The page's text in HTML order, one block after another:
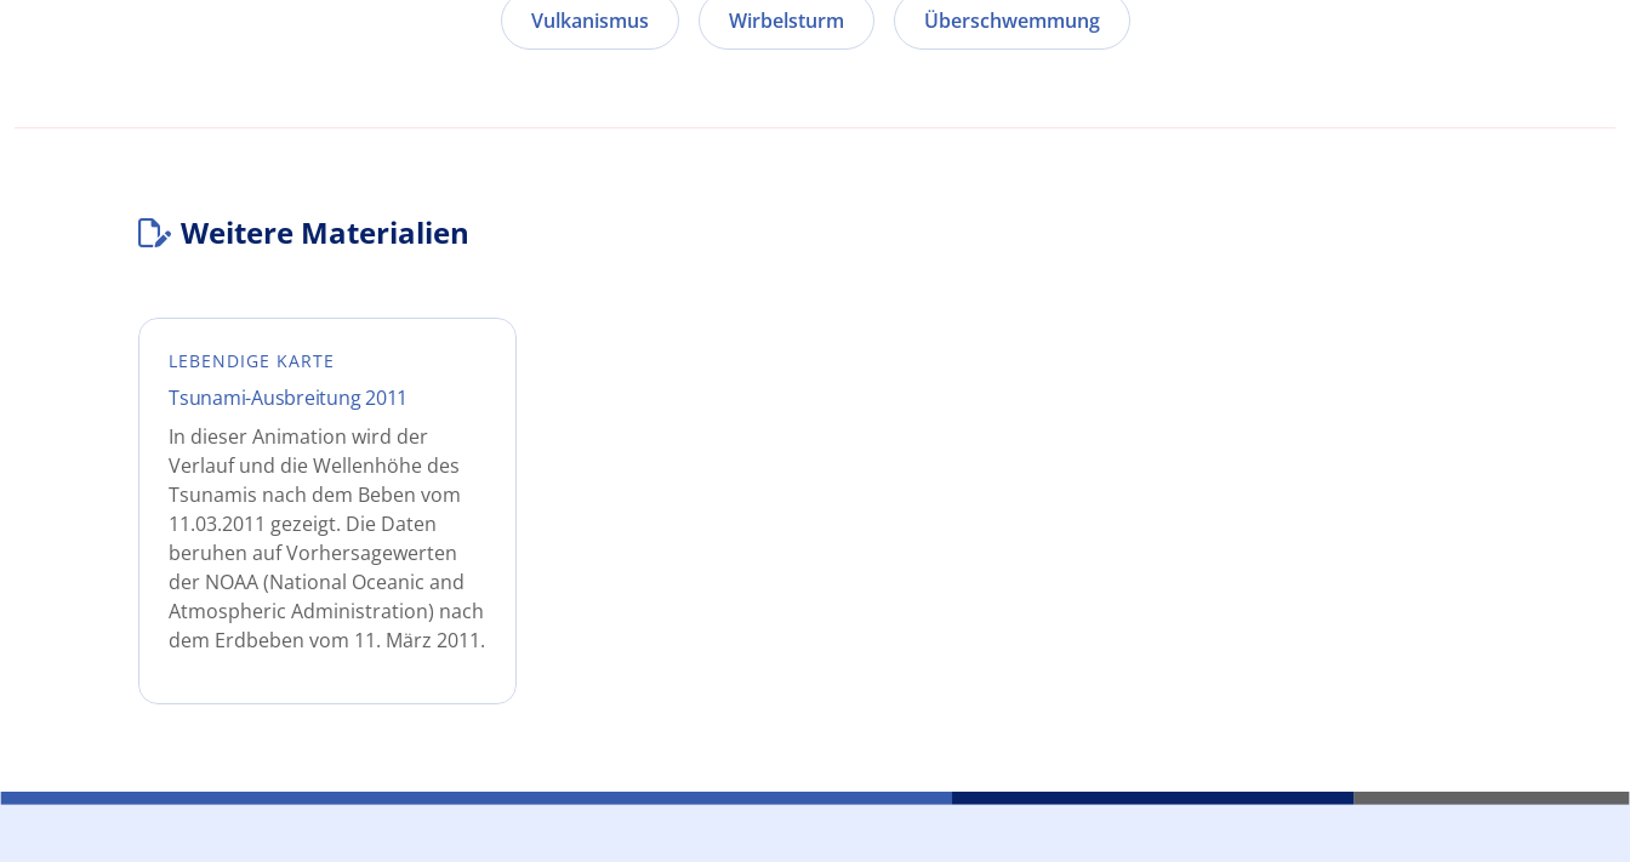
Vulkanismus Wirbelsturm Überschwemmung
Weitere Materialien
LEBENDIGE KARTE
Tsunami-Ausbreitung 2011
In dieser Animation wird der
Verlauf und die Wellenhöhe des
Tsunamis nach dem Beben vom
11.03.2011 gezeigt. Die Daten
beruhen auf Vorhersagewerten
der NOAA (National Oceanic and
Atmospheric Administration) nach
dem Erdbeben vom 11. März 2011.